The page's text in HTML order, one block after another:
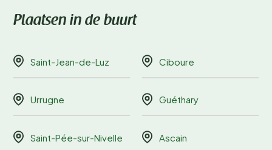
Plaatsen in de buurt
Saint-Jean-de-Luz Ciboure
Urrugne Guéthary
Saint-Pée-sur-Nivelle Ascain